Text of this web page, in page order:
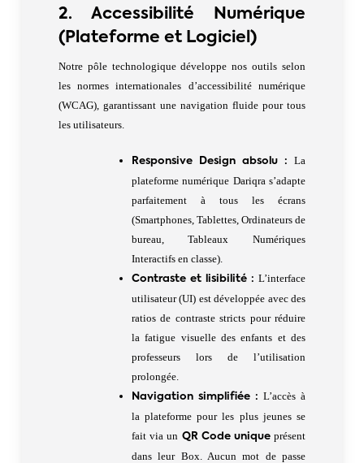
2. Accessibilité Numérique
(Plateforme et Logiciel)
Notre pôle technologique développe nos outils selon
les normes internationales d’accessibilité numérique
(WCAG), garantissant une navigation fluide pour tous
les utilisateurs.
Responsive Design absolu :
La
plateforme numérique Dariqra s’adapte
parfaitement à tous les écrans
(Smartphones, Tablettes, Ordinateurs de
bureau, Tableaux Numériques
Interactifs en classe).
Contraste et lisibilité : L’interface
utilisateur (UI) est développée avec des
ratios de contraste stricts pour réduire
la fatigue visuelle des enfants et des
professeurs lors de l’utilisation
prolongée.
Navigation simplifiée : L’accès à
la plateforme pour les plus jeunes se
fait via un QR Code unique présent
dans leur Box. Aucun mot de passe